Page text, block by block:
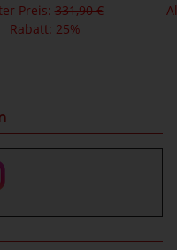
Preis:331,90 €
Rabatt: 25%